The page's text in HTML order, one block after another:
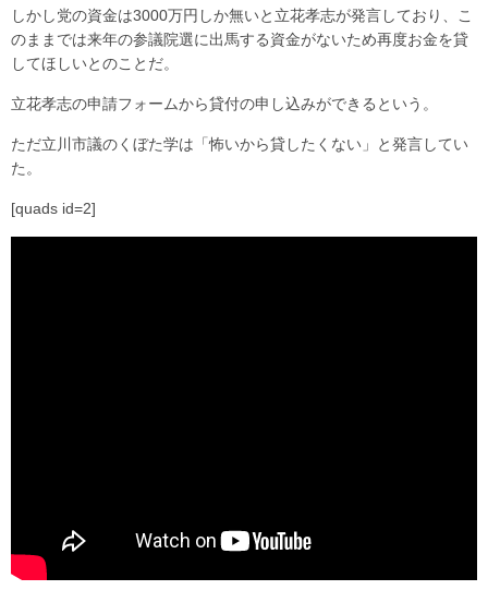
しかし党の資金は3000万円しか無いと立花孝志が発言しており、こ
のままでは来年の参議院選に出馬する資金がないため再度お金を貸
してほしいとのことだ。
立花孝志の申請フォームから貸付の申し込みができるという。
ただ立川市議のくぼた学は「怖いから貸したくない」と発言してい
た。
[quads id=2]